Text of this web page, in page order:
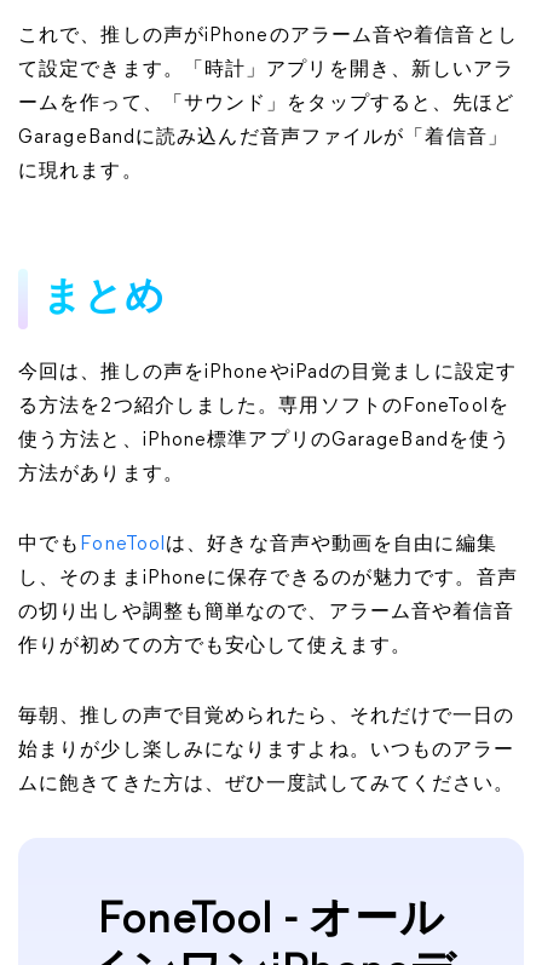
これで、推しの声がiPhoneのアラーム音や着信音とし
て設定できます。「時計」アプリを開き、新しいアラ
ームを作って、「サウンド」をタップすると、先ほど
GarageBandに読み込んだ音声ファイルが「着信音」
に現れます。
まとめ
今回は、推しの声をiPhoneやiPadの目覚ましに設定す
る方法を2つ紹介しました。専用ソフトのFoneToolを
使う方法と、iPhone標準アプリのGarageBandを使う
方法があります。
中でも FoneTool は、好きな音声や動画を自由に編集
し、そのままiPhoneに保存できるのが魅力です。音声
の切り出しや調整も簡単なので、アラーム音や着信音
作りが初めての方でも安心して使えます。
毎朝、推しの声で目覚められたら、それだけで一日の
始まりが少し楽しみになりますよね。いつものアラー
ムに飽きてきた方は、ぜひ一度試してみてください。
FoneTool - オール